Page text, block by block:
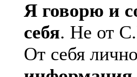
Я говорю и
себя. Не от
От себя